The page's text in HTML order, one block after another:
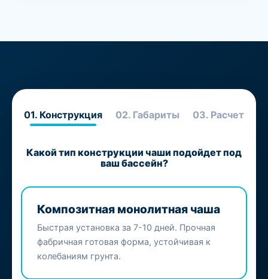
01. Конструкция 02. Габариты 03. Расчет
Какой тип конструкции чаши подойдет под
ваш бассейн?
Композитная монолитная чаша
Быстрая установка за 7-10 дней. Прочная
фабричная готовая форма, устойчивая к
колебаниям грунта.